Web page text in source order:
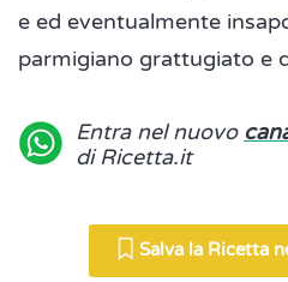
e ed eventualmente
parmigiano grattugiato e
Entra nel nuovo
di Ricetta.it
Salva la Ricetta